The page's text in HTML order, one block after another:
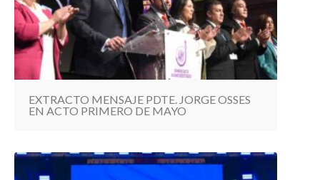
EXTRACTO MENSAJE PDTE. JORGE OSSES
EN ACTO PRIMERO DE MAYO